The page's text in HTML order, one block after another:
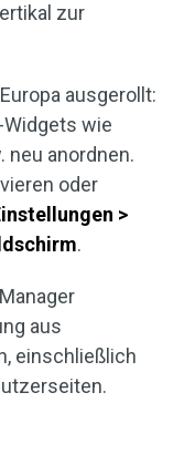
zur
ausgerollt:
wie
neu anordnen.
oder
>
.
aus
einschließlich